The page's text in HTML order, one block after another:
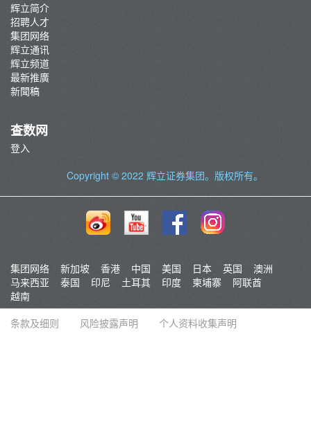
辉立简介
招聘人才
集团网络
辉立通讯
辉立频道
最新推廣
新聞稿
查数网
登入
Copyright © 2022 辉立证券集团。版权所有。
集团网络 新加坡 香港 中国 美国 日本 英国
澳洲
马来西亚
泰国 印尼 土耳其 印度 柬埔寨
阿联酋
越南
条款及细则
风险披露声明 个人资料收集声明